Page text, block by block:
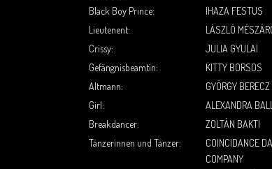
Black Boy Prince:
IHAZA FESTUS
Lieutenent:
LÁSZLÓ
Crissy:
JULIA GYULAI
Gefängnisbeamtin:
KITTY BORSOS
Altmann:
GYÖRGY BERECZ
Girl:
ALEXANDRA
Breakdancer:
ZOLTÁN BAKTI
Tänzerinnen und Tänzer:
COINCIDANCE
COMPANY